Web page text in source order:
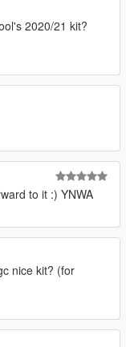
2020/21 kit?
to it :) YNWA
nice kit? (for